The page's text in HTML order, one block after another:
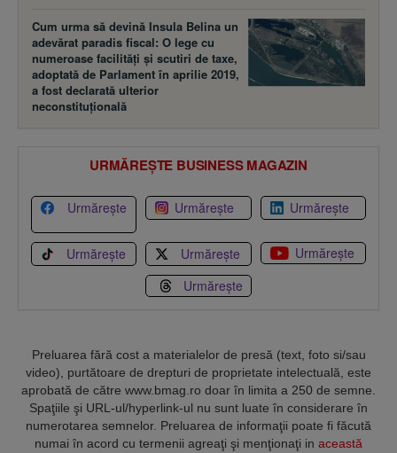
Cum urma să devină Insula Belina un
adevărat paradis fiscal: O lege cu
numeroase facilităţi şi scutiri de taxe,
adoptată de Parlament în aprilie 2019,
a fost declarată ulterior
neconstituţională
URMĂREȘTE BUSINESS MAGAZIN
Urmărește Urmărește Urmărește
Urmărește Urmărește
Urmărește
Urmărește
Preluarea fără cost a materialelor de presă (text, foto si/sau
video), purtătoare de drepturi de proprietate intelectuală, este
aprobată de către www.bmag.ro doar în limita a 250 de semne.
Spaţiile şi URL-ul/hyperlink-ul nu sunt luate în considerare în
numerotarea semnelor. Preluarea de informaţii poate fi făcută
numai în acord cu termenii agreaţi şi menţionaţi in această